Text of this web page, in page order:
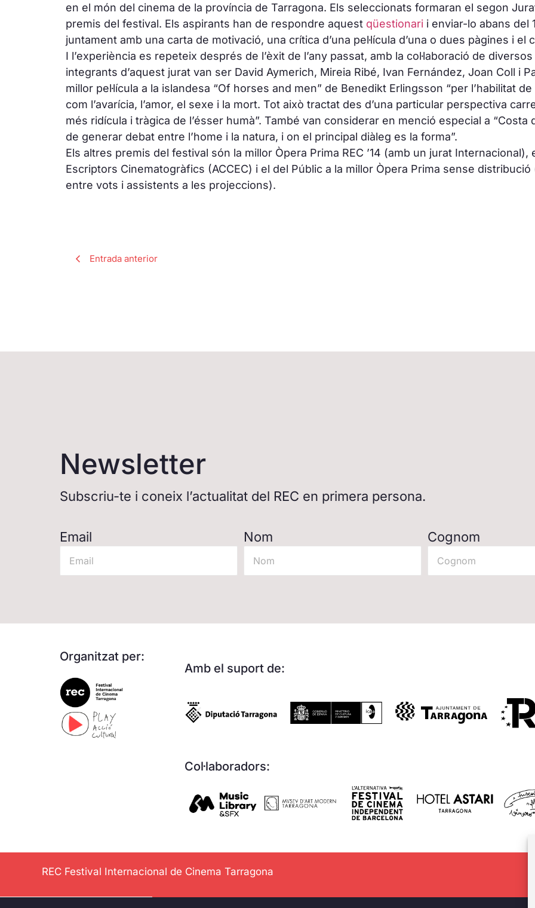
en el món del cinema de la província de Tarragona. Els seleccionats formaran el segon
premis del festival. Els aspirants han de respondre aquest qüestionari i enviar-lo abans del
juntament amb una carta de motivació, una crítica d’una pel·lícula d’una o dues pàgines i el
I l’experiència es repeteix després de l’èxit de l’any passat, amb la col·laboració de
integrants d’aquest jurat van ser David Aymerich, Mireia Ribé, Ivan Fernández, Joan Coll i
millor pel·lícula a la islandesa “Of horses and men” de Benedikt Erlingsson “per l’habilitat
com l’avarícia, l’amor, el sexe i la mort. Tot això tractat des d’una particular perspectiva
més ridícula i tràgica de l’ésser humà”. També van considerar en menció especial a
de generar debat entre l’home i la natura, i on el principal diàleg es la forma”.
Els altres premis del festival són la millor Òpera Prima REC ’14 (amb un jurat Internacional),
Escriptors Cinematogràfics (ACCEC) i el del Públic a la millor Òpera Prima sense
entre vots i assistents a les projeccions).
Entrada anterior
Newsletter
Subscriu-te i coneix l’actualitat del REC en primera persona.
Email Nom
Cognom
Organitzat per:
Amb el suport de:
Col·laboradors:
REC Festival Internacional de Cinema Tarragona